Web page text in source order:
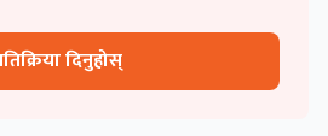
दिनुहोस्